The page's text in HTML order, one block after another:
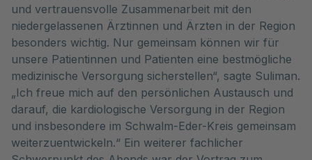
und vertrauensvolle Zusammenarbeit mit den
niedergelassenen Ärztinnen und Ärzten in der Region
besonders wichtig. Nur gemeinsam können wir für
unsere Patientinnen und Patienten eine bestmögliche
medizinische Versorgung sicherstellen“, sagte Suliman.
„Ich freue mich auf den persönlichen Austausch und
darauf, die kardiologische Versorgung in der Region
und insbesondere im Schwalm-Eder-Kreis gemeinsam
weiterzuentwickeln.“ Ein weiterer fachlicher